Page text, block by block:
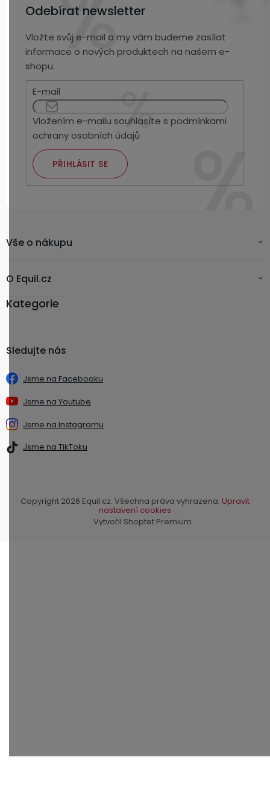
Odebírat newsletter
Vložte svůj e-mail a my vám budeme zasílat
informace o nových produktech na našem e-
shopu.
E-mail
Vložením e-mailu souhlasíte spodmínkami
ochrany osobních údajů
PŘIHLÁSIT SE
Vše o nákupu
O Equil.cz
Kategorie
Sledujte nás
Jsme na Facebooku
Jsme na Youtube
Jsme na Instagramu
Jsme na TikToku
Vytvořil Shoptet Premium
Copyright 2026 Equil.cz. Všechna práva vyhrazena. Upravit
nastavení cookies